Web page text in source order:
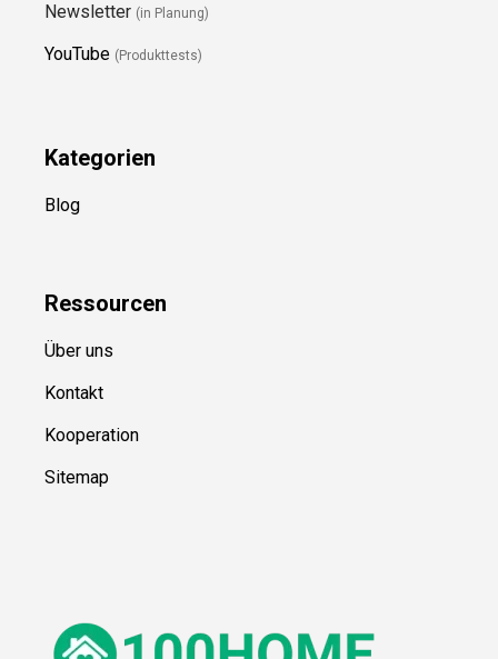
Newsletter (in Planung)
YouTube (Produkttests)
Kategorien
Blog
Ressourcen
Über uns
Kontakt
Kooperation
Sitemap